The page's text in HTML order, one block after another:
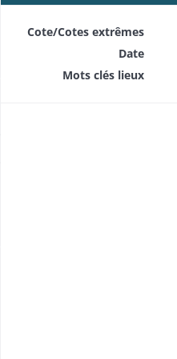
Cote/Cotes extrêmes
Date
Mots clés lieux